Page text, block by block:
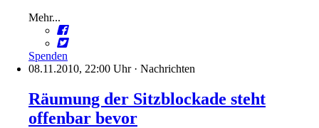
Mehr...
Spenden
08.11.2010, 22:00 Uhr· Nachrichten
Räumung der Sitzblockade steht
offenbar bevor